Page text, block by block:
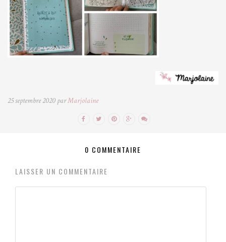
25 septembre 2020 parMarjolaine
0 COMMENTAIRE
LAISSER UN COMMENTAIRE